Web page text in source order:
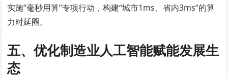
实施“毫秒用算”专项行动，构建“城市1ms、省内3ms”的算
力时延圈。
五、优化制造业人工智能赋能发展生
态